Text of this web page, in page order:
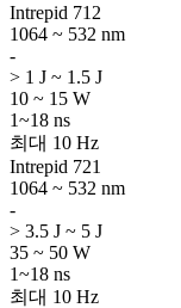
Intrepid 712
1064 ~ 532 nm
-
> 1 J ~ 1.5 J
10 ~ 15 W
1~18 ns
최대 10 Hz
Intrepid 721
1064 ~ 532 nm
-
> 3.5 J ~ 5 J
35 ~ 50 W
1~18 ns
최대 10 Hz